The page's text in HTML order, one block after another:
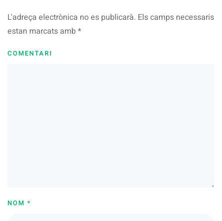
L'adreça electrònica no es publicarà. Els camps necessaris
estan marcats amb*
COMENTARI
NOM *